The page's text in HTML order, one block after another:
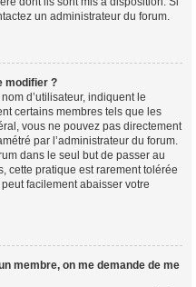
un administrateur du forum.
modifier ?
d’utilisateur, indiquent le
certains membres tels que les
vous ne pouvez pas directement
par l’administrateur du forum.
dans le seul but de passer au
cette pratique est rarement tolérée
facilement abaisser votre
membre, on me demande de me